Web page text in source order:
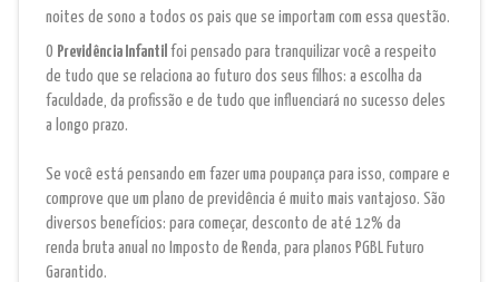
noites de sono a todos os pais que se importam com essa questão.
O Previdência Infantilfoi pensado para tranquilizar você a respeito
de tudo que se relaciona ao futuro dos seus filhos: a escolha da
faculdade, da profissão e de tudo que influenciará no sucesso deles
a longo prazo.
Se você está pensando em fazer uma poupança para isso, compare e
comprove que um plano de previdência é muito mais vantajoso. São
diversos benefícios: para começar, desconto de até 12% da
renda bruta anual no Imposto de Renda, para planos PGBL Futuro
Garantido.